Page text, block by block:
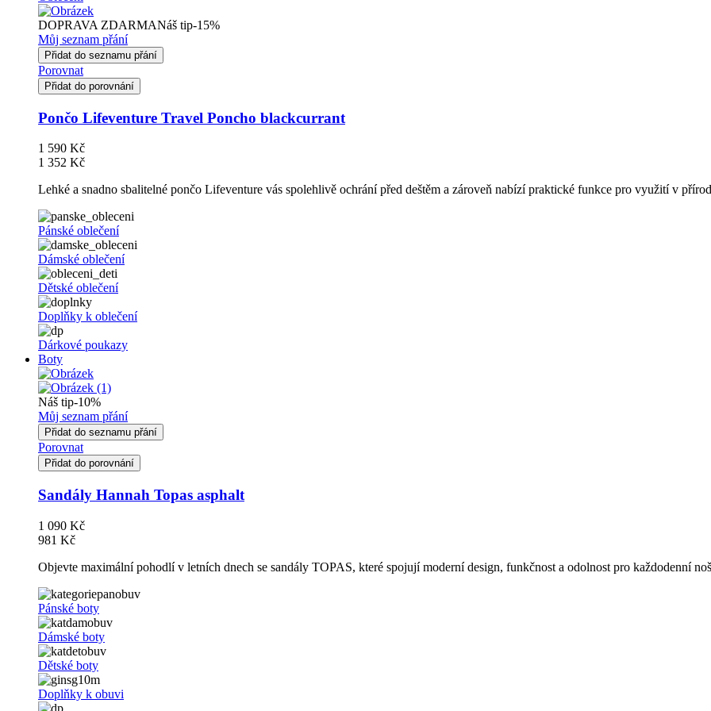
DOPRAVA ZDARMANáš tip-15%
Můj seznam přání
Přidat do seznamu přání
Porovnat
Přidat do porovnání
Pončo Lifeventure Travel Poncho blackcurrant
1 590 Kč
1 352 Kč
Lehké a snadno sbalitelné pončo Lifeventure vás spolehlivě ochrání před deštěm a zároveň nabízí praktické funkce pro využití v
Pánské oblečení
Dámské oblečení
Dětské oblečení
Doplňky k oblečení
Dárkové poukazy
Boty
Náš tip-10%
Můj seznam přání
Přidat do seznamu přání
Porovnat
Přidat do porovnání
Sandály Hannah Topas asphalt
1 090 Kč
981 Kč
Objevte maximální pohodlí v letních dnech se sandály TOPAS, které spojují moderní design, funkčnost a odolnost pro každodenní
Pánské boty
Dámské boty
Dětské boty
Doplňky k obuvi